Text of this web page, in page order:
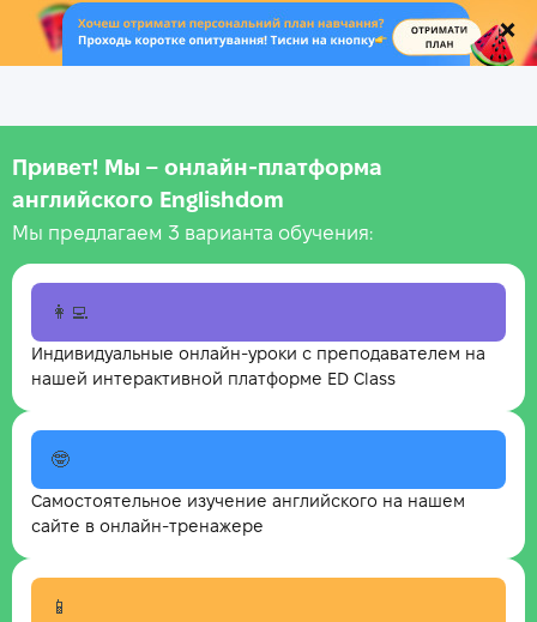
.
Привет! Мы – онлайн‑платформа
английского Englishdom
Мы предлагаем 3 варианта обучения:
👩‍💻
Индивидуальные онлайн-уроки с преподавателем на
нашей интерактивной платформе ED Class
🤓
Самостоятельное изучение английского на нашем
сайте в онлайн-тренажере
📱